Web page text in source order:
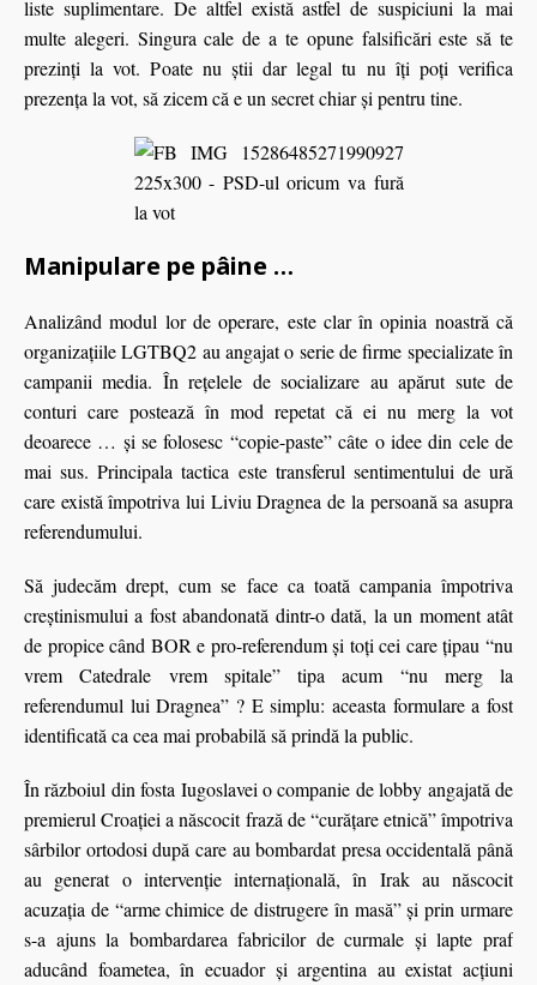
liste suplimentare. De altfel există astfel de suspiciuni la mai
multe alegeri. Singura cale de a te opune falsificări este să te
prezinţi la vot. Poate nu ştii dar legal tu nu îţi poţi verifica
prezenţa la vot, să zicem că e un secret chiar şi pentru tine.
Manipulare pe pâine …
Analizând modul lor de operare, este clar în opinia noastră că
organizaţiile LGTBQ2 au angajat o serie de firme specializate în
campanii media. În reţelele de socializare au apărut sute de
conturi care postează în mod repetat că ei nu merg la vot
deoarece … şi se folosesc “copie-paste” câte o idee din cele de
mai sus. Principala tactica este transferul sentimentului de ură
care există împotriva lui Liviu Dragnea de la persoană sa asupra
referendumului.
Să judecăm drept, cum se face ca toată campania împotriva
creştinismului a fost abandonată dintr-o dată, la un moment atât
de propice când BOR e pro-referendum şi toţi cei care ţipau “nu
vrem Catedrale vrem spitale” tipa acum “nu merg la
referendumul lui Dragnea” ? E simplu: aceasta formulare a fost
identificată ca cea mai probabilă să prindă la public.
În războiul din fosta Iugoslavei o companie de lobby angajată de
premierul Croaţiei a născocit frază de “curăţare etnică” împotriva
sârbilor ortodosi după care au bombardat presa occidentală până
au generat o intervenţie internaţională, în Irak au născocit
acuzaţia de “arme chimice de distrugere în masă” şi prin urmare
s-a ajuns la bombardarea fabricilor de curmale şi lapte praf
aducând foametea, în ecuador şi argentina au existat acţiuni